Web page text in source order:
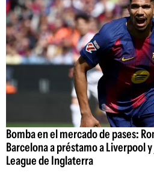
Bomba en el mercado de pases:
Barcelona a préstamo a Liverpool
League de Inglaterra